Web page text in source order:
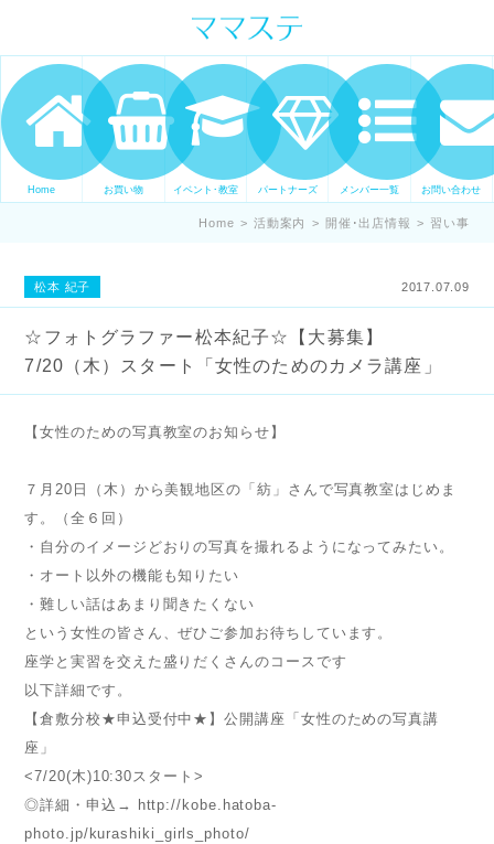
ママの才能発信します。 手づくり
表現ステージ ママステ スキル・セ
ンスを表現したいママが集まって
ます。
Home お買い物 イベント･教室 パートナーズ メンバー一覧 お問い合わせ
Home > 活動案内 > 開催･出店情報 > 習い事
松本 紀子 2017.07.09
☆フォトグラファー松本紀子☆【大募集】
7/20（木）スタート「女性のためのカメラ講座」
【女性のための写真教室のお知らせ】
７月20日（木）から美観地区の「紡」さんで写真教室はじめま
す。（全６回）
・自分のイメージどおりの写真を撮れるようになってみたい。
・オート以外の機能も知りたい
・難しい話はあまり聞きたくない
という女性の皆さん、ぜひご参加お待ちしています。
座学と実習を交えた盛りだくさんのコースです
以下詳細です。
【倉敷分校★申込受付中★】公開講座「女性のための写真講
座」
<7/20(木)10:30スタート>
◎詳細・申込→ http://kobe.hatoba-
photo.jp/kurashiki_girls_photo/